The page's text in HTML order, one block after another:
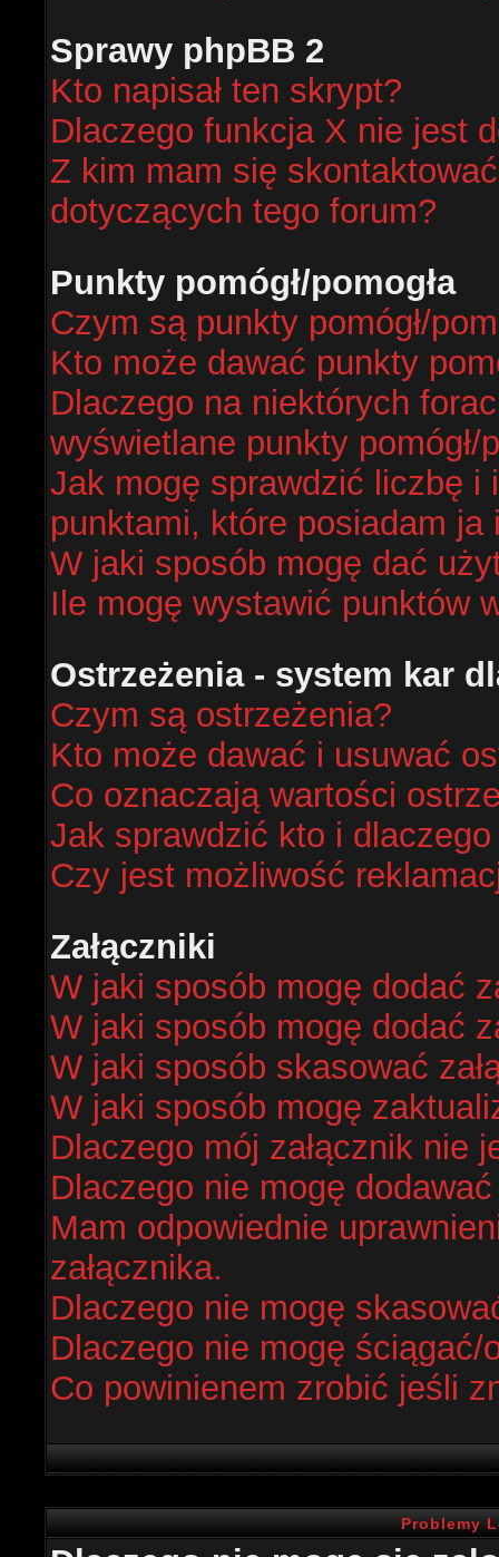
Sprawy phpBB 2
Kto napisał ten skrypt?
Dlaczego funkcja X nie jest
Z kim mam się
dotyczących tego forum?
Punkty pomógł/pomogła
Czym są punkty pomógł/
Kto może dawać punkty
Dlaczego na niektórych
wyświetlane punkty pomógł/
Jak mogę sprawdzić liczbę i
punktami, które posiadam
W jaki sposób mogę dać
Ile mogę wystawić punktów
Ostrzeżenia - system kar
Czym są ostrzeżenia?
Kto może dawać i usuwać
Co oznaczają wartości
Jak sprawdzić kto i dlaczego
Czy jest możliwość
Załączniki
W jaki sposób mogę dodać
W jaki sposób mogę dodać
W jaki sposób skasować
W jaki sposób mogę
Dlaczego mój załącznik nie
Dlaczego nie mogę dodawać
Mam odpowiednie
załącznika.
Dlaczego nie mogę
Dlaczego nie mogę ściągać/
Co powinienem zrobić jeśli
Problemy